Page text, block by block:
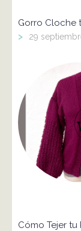
Gorro Cloche
> 29
Cómo Tejer